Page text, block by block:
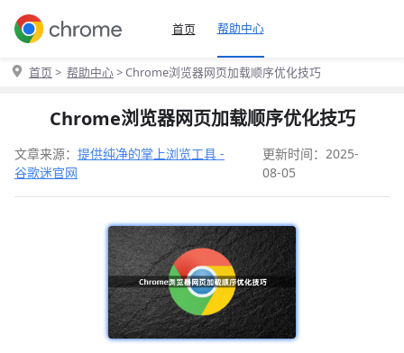
首页 帮助中心
首页 > 帮助中心> Chrome浏览器网页加载顺序优化技巧
Chrome浏览器网页加载顺序优化技巧
文章来源： 提供纯净的掌上浏览工具 -
谷歌迷官网
更新时间：2025-
08-05